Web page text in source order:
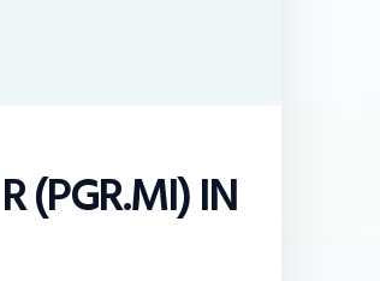
(PGR.MI) IN